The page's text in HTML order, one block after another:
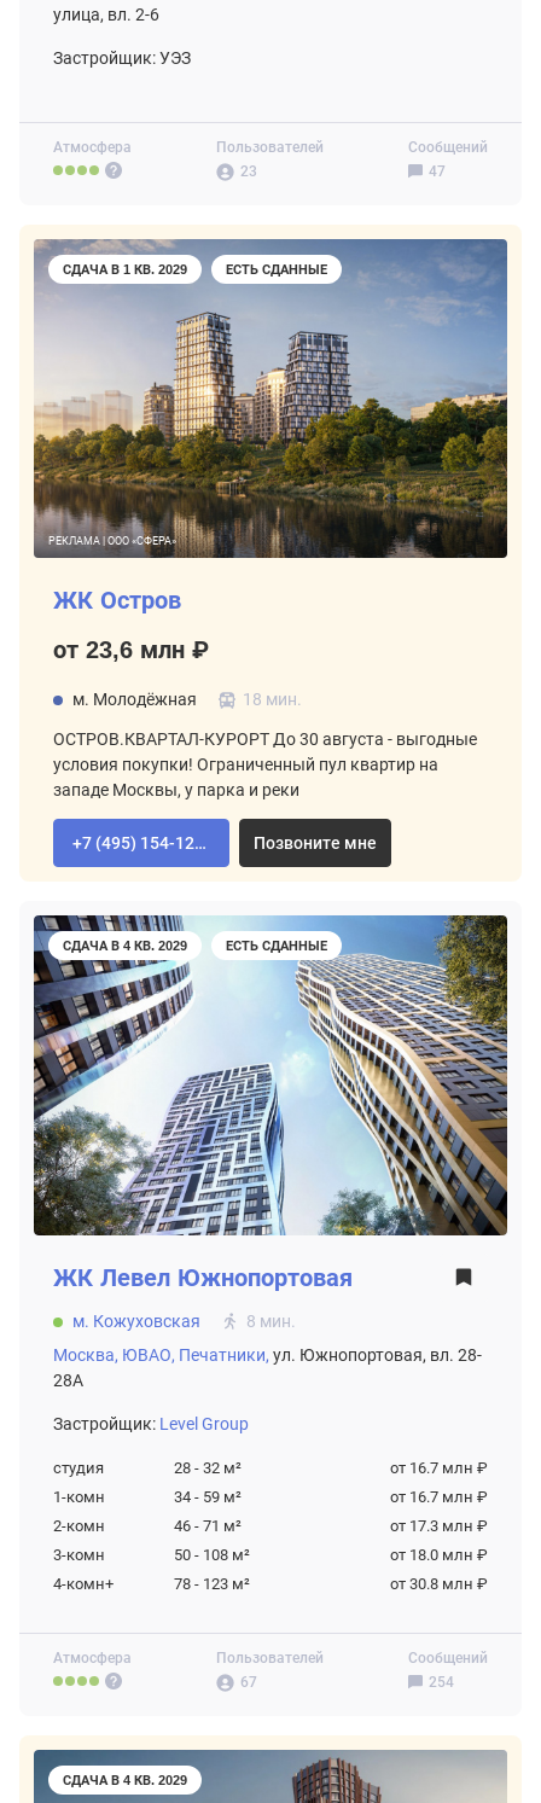
Атмосфера
Пользователей
23
Сообщений
47
улица, вл. 2-6
Застройщик: УЭЗ
СДАЧА В 1 КВ. 2029 ЕСТЬ СДАННЫЕ
РЕКЛАМА | ООО «СФЕРА»
ЖК Остров
от 23,6 млн ₽
м. Молодёжная 18 мин.
ОСТРОВ.КВАРТАЛ-КУРОРТ До 30 августа - выгодные
условия покупки! Ограниченный пул квартир на
западе Москвы, у парка и реки
+7 (495) 154-12-80 Позвоните мне
СДАЧА В 4 КВ. 2029 ЕСТЬ СДАННЫЕ
Атмосфера
Пользователей
67
Сообщений
254
ЖК Левел Южнопортовая
м. Кожуховская
8 мин.
Москва, ЮВАО, Печатники, ул. Южнопортовая, вл. 28-
28А
Застройщик: Level Group
студия 28 - 32 м²
от 16.7 млн ₽
1-комн
34 - 59 м²
от 16.7 млн ₽
2-комн
46 - 71 м²
от 17.3 млн ₽
3-комн
50 - 108 м²
от 18.0 млн ₽
4-комн+
78 - 123 м² от 30.8 млн ₽
СДАЧА В 4 КВ. 2029